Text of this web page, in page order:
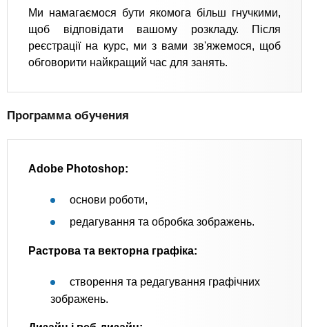
Ми намагаємося бути якомога більш гнучкими,
щоб відповідати вашому розкладу. Після
реєстрації на курс, ми з вами зв'яжемося, щоб
обговорити найкращий час для занять.
Программа обучения
Adobe Photoshop:
основи роботи,
редагування та обробка зображень.
Растрова та векторна графіка:
створення та редагування графічних
зображень.